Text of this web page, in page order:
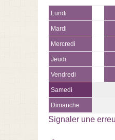
Lundi
Mardi
Mercredi
Jeudi
Vendredi
Samedi
Dimanche
Signaler une